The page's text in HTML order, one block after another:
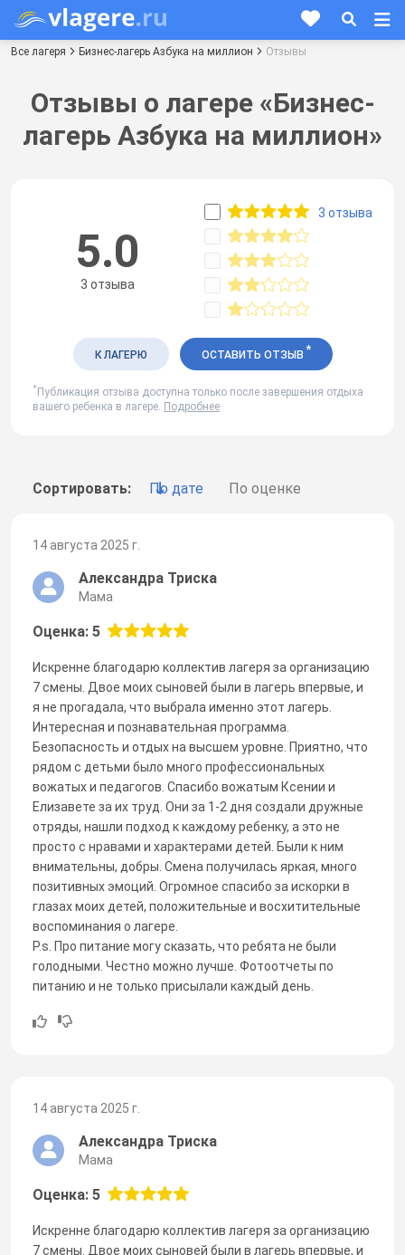
Все лагеря Бизнес-лагерь Азбука на миллион Отзывы
Отзывы о лагере «Бизнес-
лагерь Азбука на миллион»
Сортировать: По дате По оценке
14 августа 2025 г.
Александра Триска
Мама
Оценка: 5
Искренне благодарю коллектив лагеря за организацию
7 смены. Двое моих сыновей были в лагерь впервые, и
я не прогадала, что выбрала именно этот лагерь.
Интересная и познавательная программа.
Безопасность и отдых на высшем уровне. Приятно, что
рядом с детьми было много профессиональных
вожатых и педагогов. Спасибо вожатым Ксении и
Елизавете за их труд. Они за 1-2 дня создали дружные
отряды, нашли подход к каждому ребенку, а это не
просто с нравами и характерами детей. Были к ним
внимательны, добры. Смена получилась яркая, много
позитивных эмоций. Огромное спасибо за искорки в
глазах моих детей, положительные и восхитительные
воспоминания о лагере.
P.s. Про питание могу сказать, что ребята не были
голодными. Честно можно лучше. Фотоотчеты по
питанию и не только присылали каждый день.
14 августа 2025 г.
Александра Триска
Мама
Оценка: 5
Искренне благодарю коллектив лагеря за организацию
7 смены. Двое моих сыновей были в лагерь впервые, и
5.0
3 отзыва
3 отзыва
К ЛАГЕРЮ ОСТАВИТЬ ОТЗЫВ *
* Публикация отзыва доступна только после завершения отдыха
вашего ребенка в лагере. Подробнее